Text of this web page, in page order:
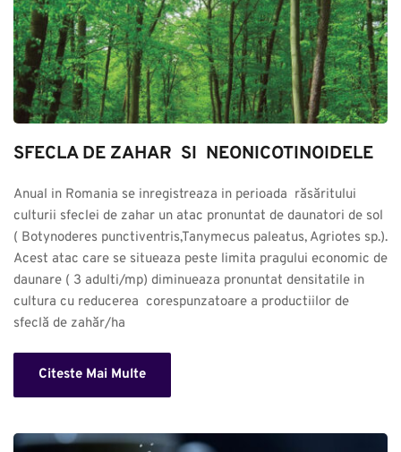
SFECLA DE ZAHAR  SI  NEONICOTINOIDELE
Anual in Romania se inregistreaza in perioada  răsăritului
culturii sfeclei de zahar un atac pronuntat de daunatori de sol
( Botynoderes punctiventris,Tanymecus paleatus, Agriotes sp.).
Acest atac care se situeaza peste limita pragului economic de
daunare ( 3 adulti/mp) diminueaza pronuntat densitatile in
cultura cu reducerea  corespunzatoare a productiilor de
sfeclă de zahăr/ha
Citeste Mai Multe